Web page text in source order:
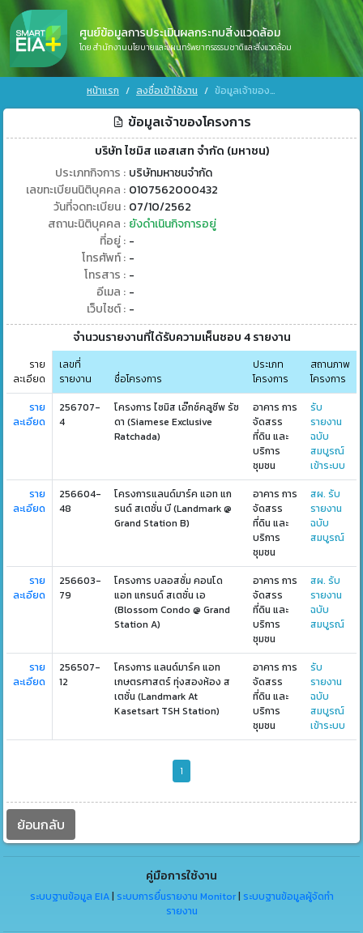
ศูนย์ข้อมูลการประเมินผลกระทบสิ่งแวดล้อม
โดย สำนักงานนโยบายและแผนทรัพยากรธรรมชาติและสิ่งแวดล้อม
หน้าแรก ลงชื่อเข้าใช้งาน ข้อมูลเจ้าของโครงการ
ข้อมูลเจ้าของโครงการ
บริษัท ไซมิส แอสเสท จำกัด (มหาชน)
ประเภทกิจการ : บริษัทมหาชนจำกัด
เลขทะเบียนนิติบุคคล : 0107562000432
วันที่จดทะเบียน : 07/10/2562
สถานะนิติบุคคล : ยังดำเนินกิจการอยู่
ที่อยู่ : -
โทรศัพท์ : -
โทรสาร : -
อีเมล : -
เว็บไซต์ : -
จำนวนรายงานที่ได้รับความเห็นชอบ 4 รายงาน
ราย
ละเอียด
เลขที่
รายงาน
ชื่อโครงการ
ประเภท
โครงการ
สถานภาพ
โครงการ
ราย
ละเอียด
256707-
4
โครงการ ไซมิส เอ๊กซ์คลูซีพ รัช
ดา (Siamese Exclusive
Ratchada)
อาคาร การ
จัดสรร
ที่ดิน และ
บริการ
ชุมชน
รับ
รายงาน
ฉบับ
สมบูรณ์
เข้าระบบ
ราย
ละเอียด
256604-
48
โครงการแลนด์มาร์ค แอท แก
รนด์ สเตชั่น บี (Landmark @
Grand Station B)
อาคาร การ
จัดสรร
ที่ดิน และ
บริการ
ชุมชน
สผ. รับ
รายงาน
ฉบับ
สมบูรณ์
ราย
ละเอียด
256603-
79
โครงการ บลอสซั่ม คอนโด
แอท แกรนด์ สเตชั่น เอ
(Blossom Condo @ Grand
Station A)
อาคาร การ
จัดสรร
ที่ดิน และ
บริการ
ชุมชน
สผ. รับ
รายงาน
ฉบับ
สมบูรณ์
ราย
ละเอียด
256507-
12
โครงการ แลนด์มาร์ค แอท
เกษตรศาสตร์ ทุ่งสองห้อง ส
เตชั่น (Landmark At
Kasetsart TSH Station)
อาคาร การ
จัดสรร
ที่ดิน และ
บริการ
ชุมชน
รับ
รายงาน
ฉบับ
สมบูรณ์
เข้าระบบ
1
ย้อนกลับ
คู่มือการใช้งาน
ระบบฐานข้อมูล EIA| ระบบการยื่นรายงาน Monitor| ระบบฐานข้อมูลผู้จัดทำ
รายงาน